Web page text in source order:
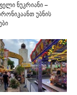
ნუკრიანი –
უბნის